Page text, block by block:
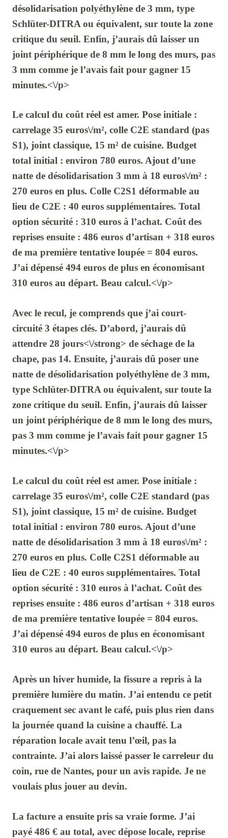
désolidarisation polyéthylène de 3 mm, type
Schlüter-DITRA ou équivalent, sur toute la zone
critique du seuil. Enfin, j’aurais dû laisser un
joint périphérique de 8 mm le long des murs, pas
3 mm comme je l’avais fait pour gagner 15
minutes.<\/p>
Le calcul du coût réel est amer. Pose initiale :
carrelage 35 euros\/m², colle C2E standard (pas
S1), joint classique, 15 m² de cuisine. Budget
total initial : environ 780 euros. Ajout d’une
natte de désolidarisation 3 mm à 18 euros\/m² :
270 euros en plus. Colle C2S1 déformable au
lieu de C2E : 40 euros supplémentaires. Total
option sécurité : 310 euros à l’achat. Coût des
reprises ensuite : 486 euros d’artisan + 318 euros
de ma première tentative loupée = 804 euros.
J’ai dépensé 494 euros de plus en économisant
310 euros au départ. Beau calcul.<\/p>
Avec le recul, je comprends que j’ai court-
circuité 3 étapes clés. D’abord, j’aurais dû
attendre 28 jours<\/strong> de séchage de la
chape, pas 14. Ensuite, j’aurais dû poser une
natte de désolidarisation polyéthylène de 3 mm,
type Schlüter-DITRA ou équivalent, sur toute la
zone critique du seuil. Enfin, j’aurais dû laisser
un joint périphérique de 8 mm le long des murs,
pas 3 mm comme je l’avais fait pour gagner 15
minutes.<\/p>
Le calcul du coût réel est amer. Pose initiale :
carrelage 35 euros\/m², colle C2E standard (pas
S1), joint classique, 15 m² de cuisine. Budget
total initial : environ 780 euros. Ajout d’une
natte de désolidarisation 3 mm à 18 euros\/m² :
270 euros en plus. Colle C2S1 déformable au
lieu de C2E : 40 euros supplémentaires. Total
option sécurité : 310 euros à l’achat. Coût des
reprises ensuite : 486 euros d’artisan + 318 euros
de ma première tentative loupée = 804 euros.
J’ai dépensé 494 euros de plus en économisant
310 euros au départ. Beau calcul.<\/p>
Après un hiver humide, la fissure a repris à la
première lumière du matin. J’ai entendu ce petit
craquement sec avant le café, puis plus rien dans
la journée quand la cuisine a chauffé. La
réparation locale avait tenu l’œil, pas la
contrainte. J’ai alors laissé passer le carreleur du
coin, rue de Nantes, pour un avis rapide. Je ne
voulais plus jouer au devin.
La facture a ensuite pris sa vraie forme. J’ai
payé 486 € au total, avec dépose locale, reprise